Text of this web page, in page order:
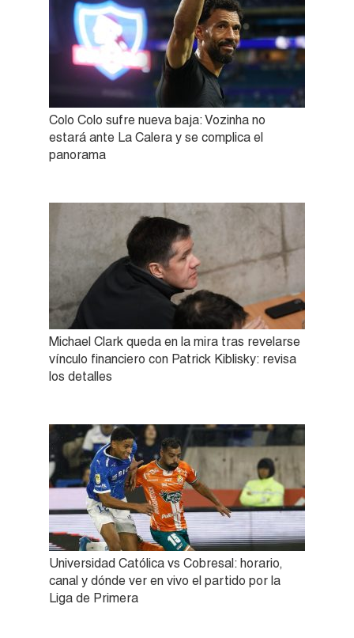
Colo Colo sufre nueva baja: Vozinha no
estará ante La Calera y se complica el
panorama
Michael Clark queda en la mira tras revelarse
vínculo financiero con Patrick Kiblisky: revisa
los detalles
Universidad Católica vs Cobresal: horario,
canal y dónde ver en vivo el partido por la
Liga de Primera